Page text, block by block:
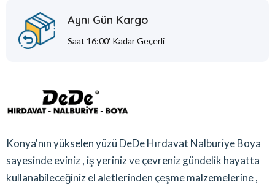
Aynı Gün Kargo
Saat 16:00' Kadar Geçerli
Konya'nın yükselen yüzü DeDe Hırdavat Nalburiye Boya
sayesinde eviniz , iş yeriniz ve çevreniz gündelik hayatta
kullanabileceğiniz el aletlerinden çeşme malzemelerine ,